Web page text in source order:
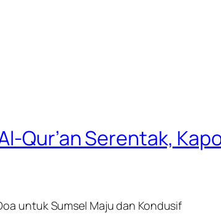
Qur’an Serentak,
untuk Sumsel Maju dan Kondusif